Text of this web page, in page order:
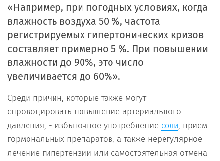
«Например, при погодных условиях, когда
влажность воздуха 50 %, частота
регистрируемых гипертонических кризов
составляет примерно 5 %. При повышении
влажности до 90%, это число
увеличивается до 60%».
Среди причин, которые также могут
спровоцировать повышение артериального
давления, - избыточное употребление соли, прием
гормональных препаратов, а также нерегулярное
лечение гипертензии или самостоятельная отмена